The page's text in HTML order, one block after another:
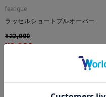
feerique
ラッセルショートプルオーバー
¥22,000
¥8,800